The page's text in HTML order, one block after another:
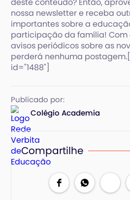
nossa newsletter e receba
importantes sobre a
participação da família! Com
avisos periódicos sobre as
perderá nenhuma
id="1488"]
Publicado por:
Colégio Academia
Compartilhe